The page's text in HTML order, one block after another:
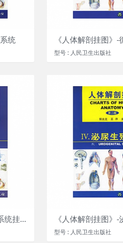
统
型号 : 人民卫生出版社
《人体解剖挂图》-内分泌系统挂图（4张）
型号 : 人民卫生出版社